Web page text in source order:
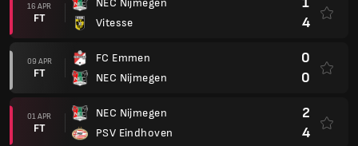
16 APR
FT
NEC Nijmegen
Vitesse
4
09 APR
FT
FC Emmen
NEC Nijmegen
0
0
01 APR
FT
NEC Nijmegen
PSV Eindhoven
2
4